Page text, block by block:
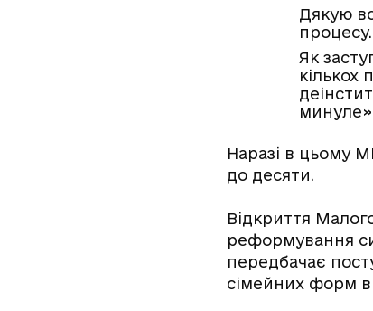
Дякую
процесу.
Як
Наразі в цьому
до десяти.
Відкриття
реформування
передбачає
сімейних форм